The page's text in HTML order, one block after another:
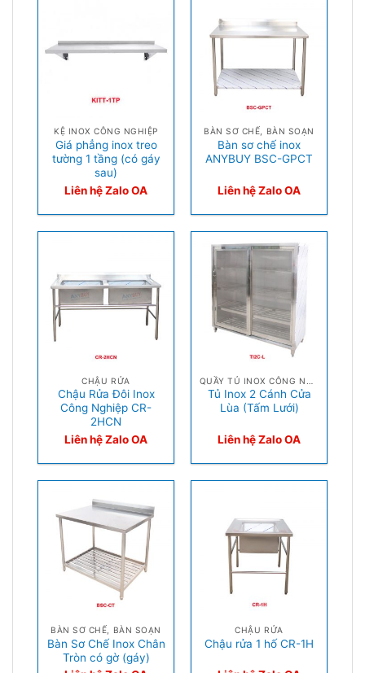
KỆ INOX CÔNG NGHIỆP
Giá phẳng inox treo
tường 1 tầng (có gáy
sau)
Liên hệ Zalo OA
BÀN SƠ CHẾ, BÀN SOẠN
Bàn sơ chế inox
ANYBUY BSC-GPCT
Liên hệ Zalo OA
CHẬU RỬA
Chậu Rửa Đôi Inox
Công Nghiệp CR-
2HCN
Liên hệ Zalo OA
Tủ Inox 2 Cánh Cửa
Lùa (Tấm Lưới)
Liên hệ Zalo OA
BÀN SƠ CHẾ, BÀN SOẠN
Bàn Sơ Chế Inox Chân
Tròn có gờ (gáy)
CHẬU RỬA
Chậu rửa 1 hố CR-1H